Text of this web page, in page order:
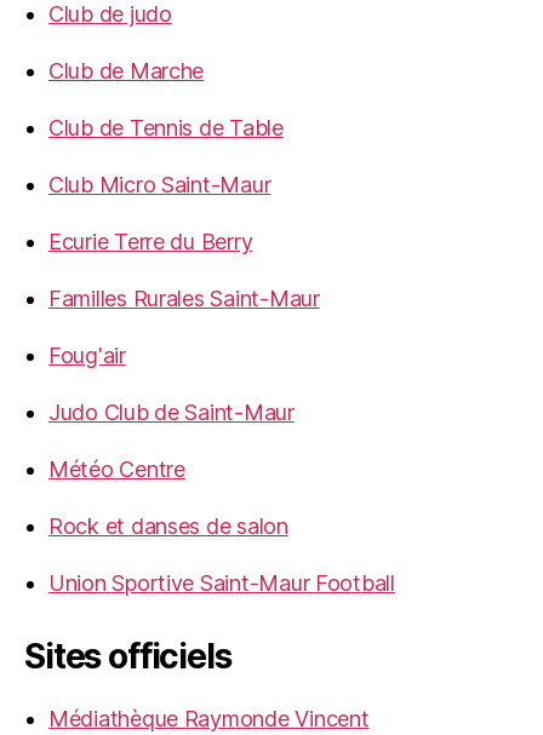
Club de judo
Club de Marche
Club de Tennis de Table
Club Micro Saint-Maur
Ecurie Terre du Berry
Familles Rurales Saint-Maur
Foug'air
Judo Club de Saint-Maur
Météo Centre
Rock et danses de salon
Union Sportive Saint-Maur Football
Sites officiels
Médiathèque Raymonde Vincent